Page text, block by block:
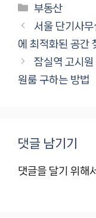
카
테
리
부동산
서울 단기사
에 최적화된 공간
잠실역 고시원
원룸 구하는 방법
댓글 남기기
댓글을 달기 위해